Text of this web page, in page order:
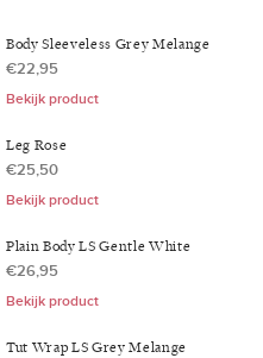
Body Sleeveless Grey Melange
€22,95
Bekijk product
Leg Rose
€25,50
Bekijk product
Plain Body LS Gentle White
€26,95
Bekijk product
Tut Wrap LS Grey Melange